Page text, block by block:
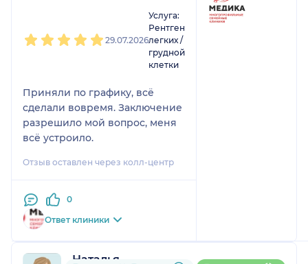
29.07.2026
Услуга:
Рентген
легких /
грудной
клетки
Приняли по графику, всё
сделали вовремя. Заключение
разрешило мой вопрос, меня
всё устроило.
Отзыв оставлен через колл-центр
0
Ответ клиники
Наталья